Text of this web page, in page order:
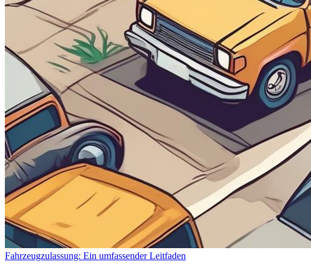
Fahrzeugzulassung: Ein umfassender Leitfaden